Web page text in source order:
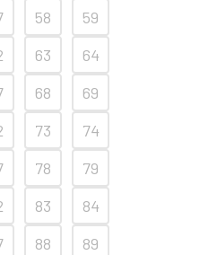
58
59
63
64
68
69
73
74
78
79
83
84
88
89